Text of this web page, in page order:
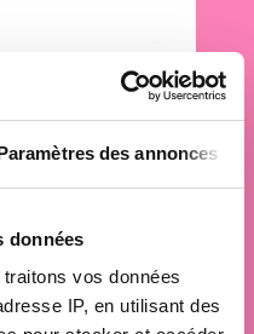
des annonces
données
traitons vos données
IP, en utilisant des